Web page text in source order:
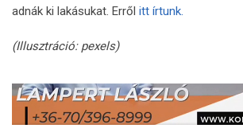
adnák ki lakásukat. Erről itt írtunk.
(Illusztráció: pexels)